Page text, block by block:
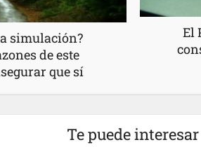
simulación?
de este
que sí
El
Te puede interesar